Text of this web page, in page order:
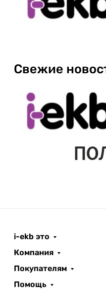
Свежие
i-ekb это
Компания
Покупателям
Помощь